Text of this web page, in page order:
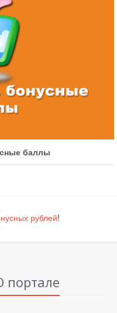
конкурсах
рублей!
портале